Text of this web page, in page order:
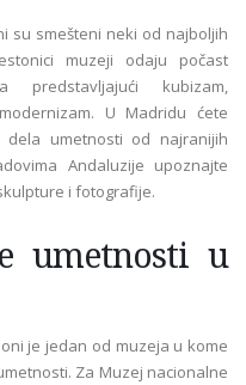
su smešteni neki od najboljih
muzeji odaju počast
predstavljajući kubizam,
U Madridu ćete
umetnosti od najranijih
Andaluzije upoznajte
i fotografije.
umetnosti u
je jedan od muzeja u kome
Za Muzej nacionalne